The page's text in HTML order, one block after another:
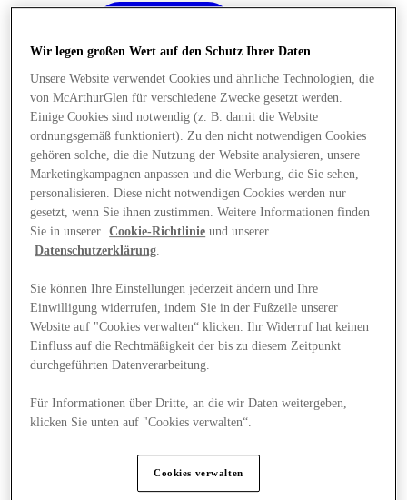
Angebote
Wir legen großen Wert auf den Schutz Ihrer Daten
Unsere Website verwendet Cookies und ähnliche Technologien, die
von McArthurGlen für verschiedene Zwecke gesetzt werden.
Einige Cookies sind notwendig (z. B. damit die Website
ordnungsgemäß funktioniert). Zu den nicht notwendigen Cookies
gehören solche, die die Nutzung der Website analysieren, unsere
Marketingkampagnen anpassen und die Werbung, die Sie sehen,
personalisieren. Diese nicht notwendigen Cookies werden nur
gesetzt, wenn Sie ihnen zustimmen. Weitere Informationen finden
Sie in unserer
Cookie-Richtlinie und unserer
Datenschutzerklärung.
Sie können Ihre Einstellungen jederzeit ändern und Ihre
Einwilligung widerrufen, indem Sie in der Fußzeile unserer
Website auf "Cookies verwalten“ klicken. Ihr Widerruf hat keinen
Einfluss auf die Rechtmäßigkeit der bis zu diesem Zeitpunkt
durchgeführten Datenverarbeitung.
Für Informationen über Dritte, an die wir Daten weitergeben,
klicken Sie unten auf "Cookies verwalten“.
Cookies verwalten